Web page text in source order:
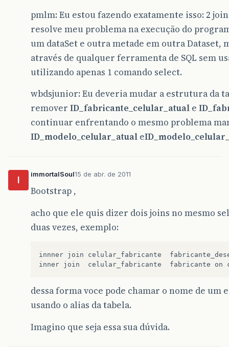
pmlm: Eu estou fazendo exatamente isso: 2
resolve meu problema na execução do
um dataSet e outra metade em outra Dataset,
através de qualquer ferramenta de SQL sem
utilizando apenas 1 comando select.
wbdsjunior: Eu deveria mudar a estrutura da
remover ID_fabricante_celular_atual e
continuar enfrentando o mesmo problema
ID_modelo_celular_atual e
I
immortalSoul15 de abr. de 2011
Bootstrap ,
acho que ele quis dizer dois joins no mesmo
duas vezes, exemplo:
innner join celular_fabricante
dessa forma voce pode chamar o nome de
usando o alias da tabela.
Imagino que seja essa sua dúvida.